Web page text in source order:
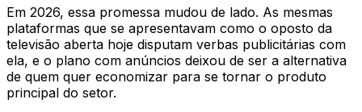
Em 2026, essa promessa mudou de lado. As mesmas
plataformas que se apresentavam como o oposto da
televisão aberta hoje disputam verbas publicitárias com
ela, e o plano com anúncios deixou de ser a alternativa
de quem quer economizar para se tornar o produto
principal do setor.